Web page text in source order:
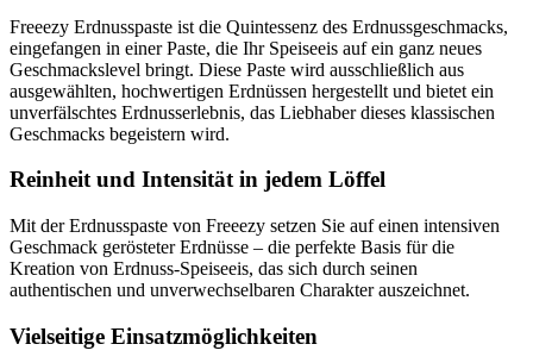
Freeezy Erdnusspaste ist die Quintessenz des Erdnussgeschmacks,
eingefangen in einer Paste, die Ihr Speiseeis auf ein ganz neues
Geschmackslevel bringt. Diese Paste wird ausschließlich aus
ausgewählten, hochwertigen Erdnüssen hergestellt und bietet ein
unverfälschtes Erdnusserlebnis, das Liebhaber dieses klassischen
Geschmacks begeistern wird.
Reinheit und Intensität in jedem Löffel
Mit der Erdnusspaste von Freeezy setzen Sie auf einen intensiven
Geschmack gerösteter Erdnüsse – die perfekte Basis für die
Kreation von Erdnuss-Speiseeis, das sich durch seinen
authentischen und unverwechselbaren Charakter auszeichnet.
Vielseitige Einsatzmöglichkeiten